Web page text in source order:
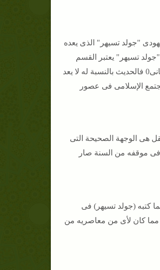
"جولد تسيهر" الذى يعده
تسيهر" يعتبر القسم
الأعظم من الحديث بمثابة نتيجة لتطور الإسلام الدينى والتاريخى والاجتماعى فى القرن الأول والثانى0 فالحديث بالنسبة له لا يعد
الإسلامى فى عصور
هى الوجهة الصحيحة التى
موقفه من السنة صار
كتبه (جولد تسيهر) فى
مما كان لأى من معاصريه من